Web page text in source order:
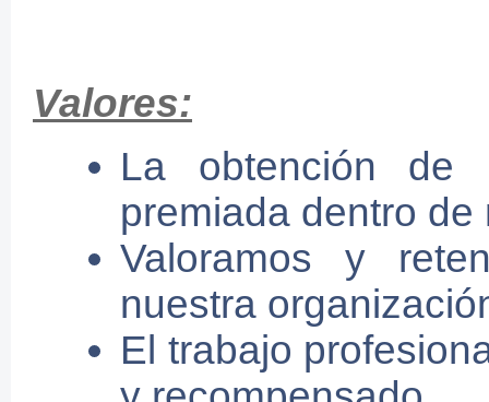
Valores:
La obtención de
premiada dentro
Valoramos y
nuestra
El trabajo